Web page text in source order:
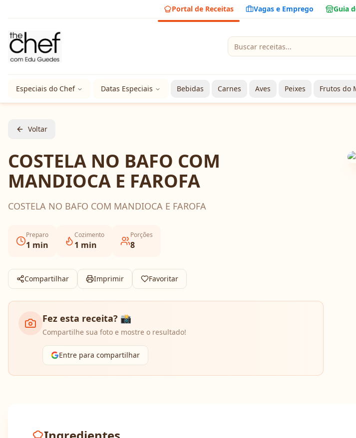
Portal de Receitas Vagas e Emprego Guia
Especiais do Chef Datas Especiais Bebidas Carnes Aves Peixes Frutos do
Voltar
COSTELA NO BAFO COM
MANDIOCA E FAROFA
COSTELA NO BAFO COM MANDIOCA E FAROFA
Preparo
1 min
Cozimento
1 min
Porções
8
Compartilhar Imprimir Favoritar
Fez esta receita? 📸
Compartilhe sua foto e mostre o resultado!
Entre para compartilhar